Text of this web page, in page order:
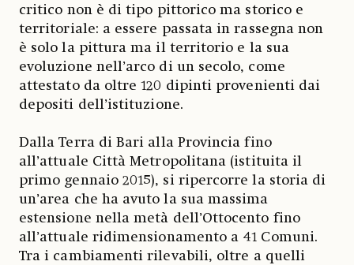
critico non è di tipo pittorico ma storico e
territoriale: a essere passata in rassegna non
è solo la pittura ma il territorio e la sua
evoluzione nell’arco di un secolo, come
attestato da oltre 120 dipinti provenienti dai
depositi dell’istituzione.
Dalla Terra di Bari alla Provincia fino
all’attuale Città Metropolitana (istituita il
primo gennaio 2015), si ripercorre la storia di
un’area che ha avuto la sua massima
estensione nella metà dell’Ottocento fino
all’attuale ridimensionamento a 41 Comuni.
Tra i cambiamenti rilevabili, oltre a quelli